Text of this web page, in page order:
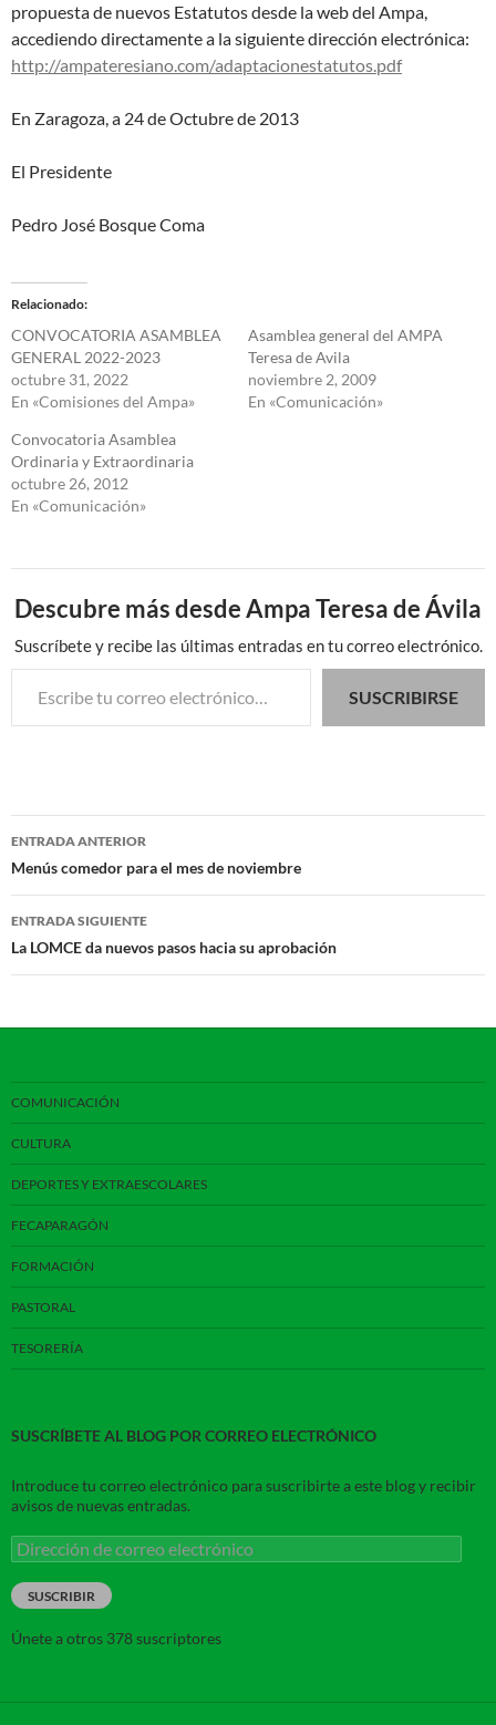
propuesta de nuevos Estatutos desde la web del Ampa,
accediendo directamente a la siguiente dirección electrónica:
http://ampateresiano.com/adaptacionestatutos.pdf
En Zaragoza, a 24 de Octubre de 2013
El Presidente
Pedro José Bosque Coma
Relacionado
CONVOCATORIA ASAMBLEA
GENERAL 2022-2023
octubre 31, 2022
En «Comisiones del Ampa»
Asamblea general del AMPA
Teresa de Avila
noviembre 2, 2009
En «Comunicación»
Convocatoria Asamblea
Ordinaria y Extraordinaria
octubre 26, 2012
En «Comunicación»
Descubre más desde Ampa Teresa de Ávila
Suscríbete y recibe las últimas entradas en tu correo electrónico.
Escribe tu correo electrónico…
SUSCRIBIRSE
Navegación
de
entradas
ENTRADA ANTERIOR
Menús comedor para el mes de noviembre
ENTRADA SIGUIENTE
La LOMCE da nuevos pasos hacia su aprobación
COMUNICACIÓN
CULTURA
DEPORTES Y EXTRAESCOLARES
FECAPARAGÓN
FORMACIÓN
PASTORAL
TESORERÍA
SUSCRÍBETE AL BLOG POR CORREO ELECTRÓNICO
Introduce tu correo electrónico para suscribirte a este blog y recibir
avisos de nuevas entradas.
Dirección
de
correo
electrónico
SUSCRIBIR
Únete a otros 378 suscriptores